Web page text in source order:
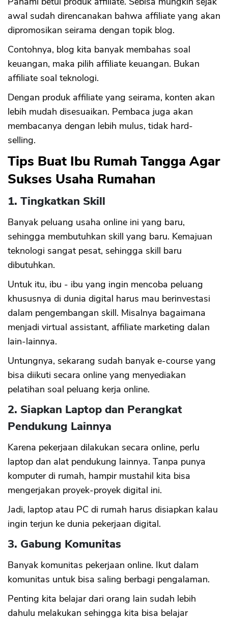
awal sudah direncanakan bahwa affiliate yang akan
dipromosikan seirama dengan topik blog.
Contohnya, blog kita banyak membahas soal
keuangan, maka pilih affiliate keuangan. Bukan
affiliate soal teknologi.
Dengan produk affiliate yang seirama, konten akan
lebih mudah disesuaikan. Pembaca juga akan
membacanya dengan lebih mulus, tidak hard-
selling.
Tips Buat Ibu Rumah Tangga Agar
Sukses Usaha Rumahan
1. Tingkatkan Skill
Banyak peluang usaha online ini yang baru,
sehingga membutuhkan skill yang baru. Kemajuan
teknologi sangat pesat, sehingga skill baru
dibutuhkan.
Untuk itu, ibu - ibu yang ingin mencoba peluang
khususnya di dunia digital harus mau berinvestasi
dalam pengembangan skill. Misalnya bagaimana
menjadi virtual assistant, affiliate marketing dalan
lain-lainnya.
Untungnya, sekarang sudah banyak e-course yang
bisa diikuti secara online yang menyediakan
pelatihan soal peluang kerja online.
2. Siapkan Laptop dan Perangkat
Pendukung Lainnya
Karena pekerjaan dilakukan secara online, perlu
laptop dan alat pendukung lainnya. Tanpa punya
komputer di rumah, hampir mustahil kita bisa
mengerjakan proyek-proyek digital ini.
Jadi, laptop atau PC di rumah harus disiapkan kalau
ingin terjun ke dunia pekerjaan digital.
3. Gabung Komunitas
Banyak komunitas pekerjaan online. Ikut dalam
komunitas untuk bisa saling berbagi pengalaman.
Penting kita belajar dari orang lain sudah lebih
dahulu melakukan sehingga kita bisa belajar